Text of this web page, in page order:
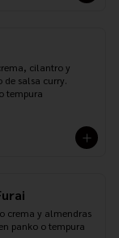
cilantro y
salsa curry.
tempura
crema y almendras
panko o tempura